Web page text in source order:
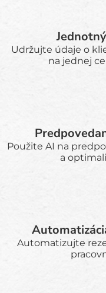
Udržujte údaje o
na jednej
Použite AI na
a
Automatizujte